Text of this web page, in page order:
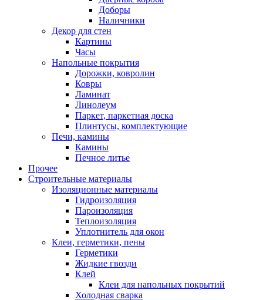
Доборы
Наличники
Декор для стен
Картины
Часы
Напольные покрытия
Дорожки, ковролин
Ковры
Ламинат
Линолеум
Паркет, паркетная доска
Плинтусы, комплектующие
Печи, камины
Камины
Печное литье
Прочее
Строительные материалы
Изоляционные материалы
Гидроизоляция
Пароизоляция
Теплоизоляция
Уплотнитель для окон
Клеи, герметики, пены
Герметики
Жидкие гвозди
Клей
Клеи для напольных покрытий
Холодная сварка